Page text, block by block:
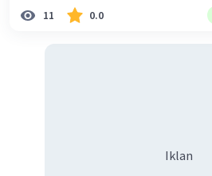
virus yang kian meluas. 2) Pada
Kesehatan Nasional Cina
ilmuwan bekerja dalam kecepatan
11 0.0
Iklan